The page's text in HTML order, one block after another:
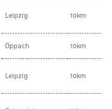
Leipzig 10km
Oppach 10km
Leipzig 10km